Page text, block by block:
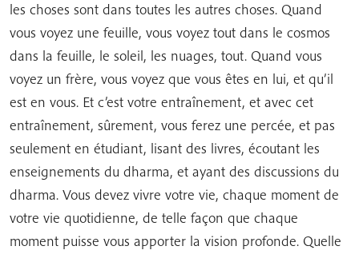
les choses sont dans toutes les autres choses. Quand
vous voyez une feuille, vous voyez tout dans le cosmos
dans la feuille, le soleil, les nuages, tout. Quand vous
voyez un frère, vous voyez que vous êtes en lui, et qu’il
est en vous. Et c’est votre entraînement, et avec cet
entraînement, sûrement, vous ferez une percée, et pas
seulement en étudiant, lisant des livres, écoutant les
enseignements du dharma, et ayant des discussions du
dharma. Vous devez vivre votre vie, chaque moment de
votre vie quotidienne, de telle façon que chaque
moment puisse vous apporter la vision profonde. Quelle